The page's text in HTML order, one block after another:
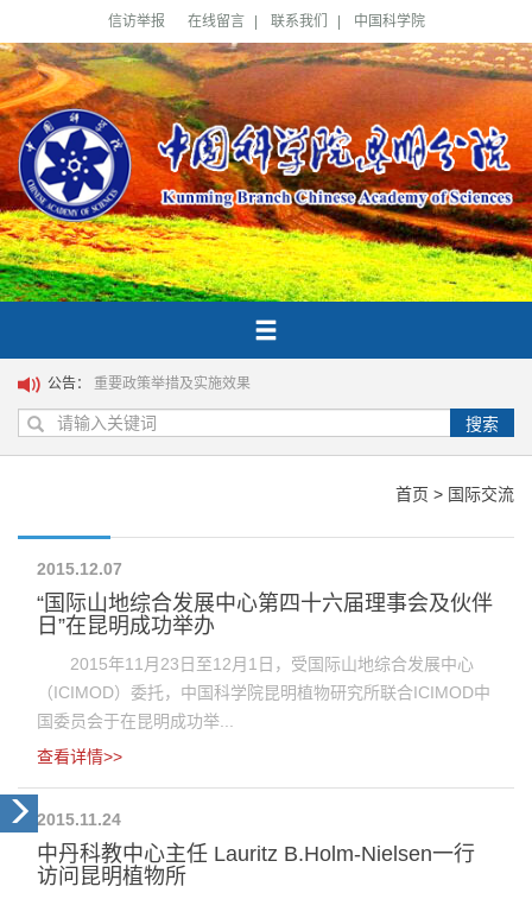
信访举报 在线留言 联系我们 中国科学院
公告： 重要政策举措及实施效果
搜索
首页 > 国际交流
2015.12.07
“国际山地综合发展中心第四十六届理事会及伙伴
日”在昆明成功举办
2015年11月23日至12月1日，受国际山地综合发展中心
（ICIMOD）委托，中国科学院昆明植物研究所联合ICIMOD中
国委员会于在昆明成功举...
查看详情>>
2015.11.24
中丹科教中心主任 Lauritz B.Holm-Nielsen一行
访问昆明植物所